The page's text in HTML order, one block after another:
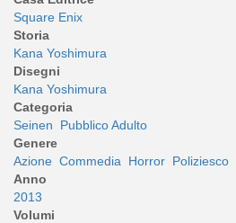
Square Enix
Storia
Kana Yoshimura
Disegni
Kana Yoshimura
Categoria
Seinen
Pubblico Adulto
Genere
Azione Commedia Horror Poliziesco
Anno
2013
Volumi